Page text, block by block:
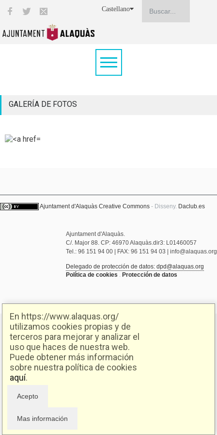
En https://www.alaquas.org/
utilizamos cookies propias y de
terceros para mejorar y analizar el
uso que haces de nuestra web.
Puede obtener más información
sobre nuestra política de cookies
aquí.
Castellano
GALERÍA DE FOTOS
Ajuntament d'Alaquàs Creative Commons - Disseny. Daclub.es
Ajuntament d'Alaquàs.
C/. Major 88. CP: 46970 Alaquàs.dir3: L01460057
Tel.: 96 151 94 00 | FAX: 96 151 94 03 | info@alaquas.org
Delegado de protección de datos: dpd@alaquas.org
Política de cookies . Protección de datos